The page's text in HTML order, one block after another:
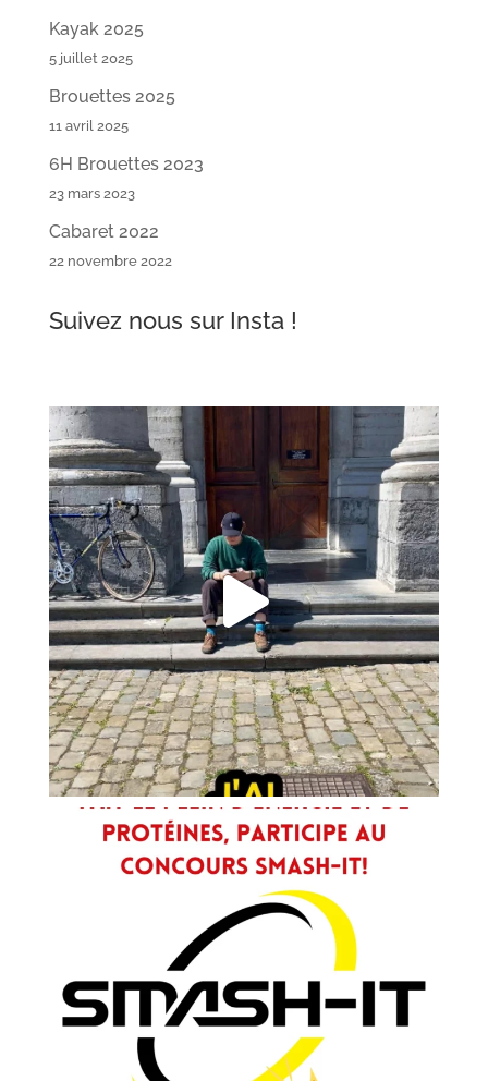
Kayak 2025
5 juillet 2025
Brouettes 2025
11 avril 2025
6H Brouettes 2023
23 mars 2023
Cabaret 2022
22 novembre 2022
Suivez nous sur Insta !